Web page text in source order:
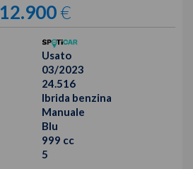
12.900€
Usato
03/2023
24.516
Ibrida benzina
Manuale
Blu
999 cc
5